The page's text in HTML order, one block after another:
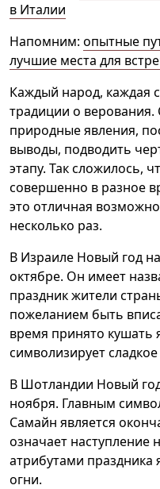
в Италии
Напомним: опытные
лучшие места для
Каждый народ, каждая
традиции о
природные явления,
выводы, подводить
этапу. Так сложилось,
совершенно в разное
это отличная
несколько раз.
В Израиле Новый год
октябре. Он имеет
праздник жители
пожеланием быть
время принято кушать
символизирует
В Шотландии Новый
ноября. Главным
Самайн является
означает наступление
атрибутами праздника
огни.